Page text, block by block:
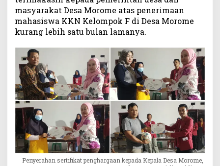
masyarakat Desa Morome atas penerimaan
mahasiswa KKN Kelompok F di Desa Morome
kurang lebih satu bulan lamanya.
Penyerahan sertifikat penghargaan kepada Kepala Desa Morome,